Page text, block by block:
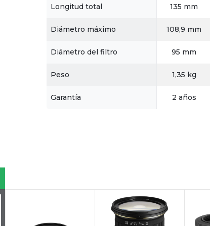
Longitud total 135 mm
Diámetro máximo 108,9 mm
Diámetro del filtro 95 mm
Peso 1,35 kg
Garantía 2 años